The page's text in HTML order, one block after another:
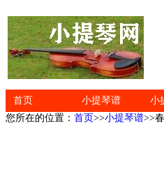
首页 小提琴谱 小
您所在的位置： 首页>>小提琴谱>>